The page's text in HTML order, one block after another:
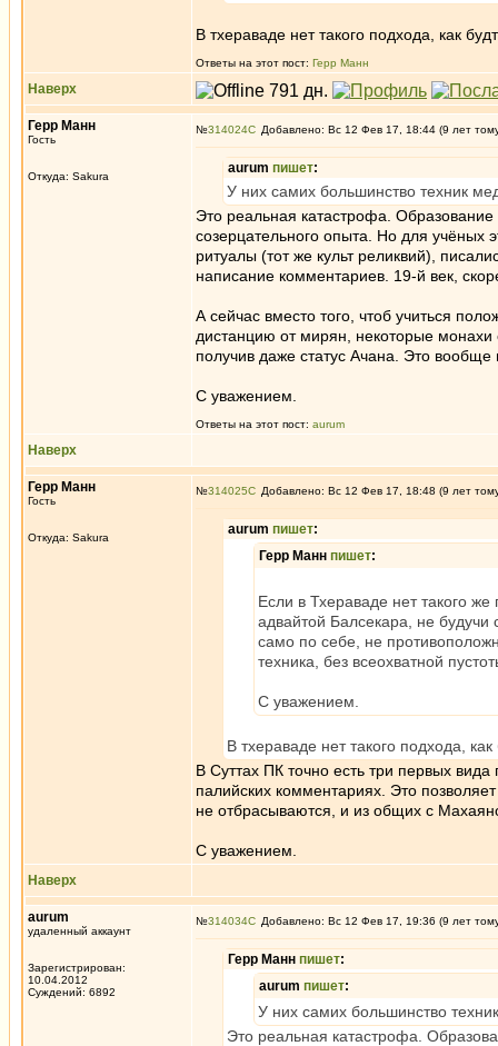
В тхераваде нет такого подхода, как
Ответы на этот пост: Герр Манн
Наверх
Герр Манн
Гость
Откуда: Sakura
№314024 Добавлено: Вс 12 Фев 17, 18:44 (9 лет
aurum пишет:
У них самих большинство техник
Это реальная катастрофа.
созерцательного опыта. Но для учёных
ритуалы (тот же культ реликвий),
написание комментариев. 19-й век,
А сейчас вместо того, чтоб учиться
дистанцию от мирян, некоторые
получив даже статус Ачана. Это вообще
С уважением.
Ответы на этот пост: aurum
Наверх
Герр Манн
Гость
Откуда: Sakura
№314025 Добавлено: Вс 12 Фев 17, 18:48 (9 лет
aurum пишет:
Герр Манн пишет:
Если в Тхераваде нет такого
адвайтой Балсекара, не будучи
само по себе, не
техника, без всеохватной
С уважением.
В тхераваде нет такого подхода,
В Суттах ПК точно есть три первых
палийских комментариях. Это
не отбрасываются, и из общих с
С уважением.
Наверх
aurum
удаленный аккаунт
Зарегистрирован:
10.04.2012
Суждений: 6892
№314034 Добавлено: Вс 12 Фев 17, 19:36 (9 лет
Герр Манн пишет:
aurum пишет:
У них самих большинство
Это реальная катастрофа.